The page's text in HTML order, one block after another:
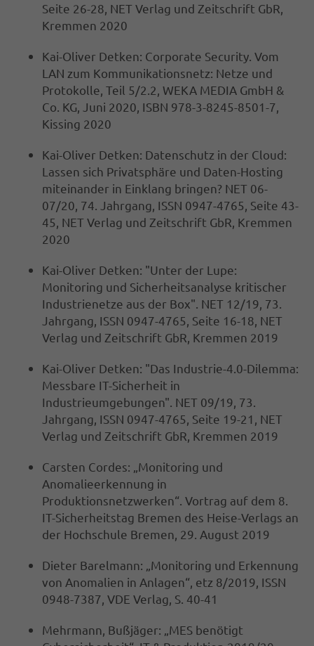
Seite 26-28, NET Verlag und Zeitschrift GbR,
Kremmen 2020
Kai-Oliver Detken: Corporate Security. Vom
LAN zum Kommunikationsnetz: Netze und
Protokolle, Teil 5/2.2, WEKA MEDIA GmbH &
Co. KG, Juni 2020, ISBN 978-3-8245-8501-7,
Kissing 2020
Kai-Oliver Detken: Datenschutz in der Cloud:
Lassen sich Privatsphäre und Daten-Hosting
miteinander in Einklang bringen? NET 06-
07/20, 74. Jahrgang, ISSN 0947-4765, Seite 43-
45, NET Verlag und Zeitschrift GbR, Kremmen
2020
Kai-Oliver Detken: "Unter der Lupe:
Monitoring und Sicherheitsanalyse kritischer
Industrienetze aus der Box". NET 12/19, 73.
Jahrgang, ISSN 0947-4765, Seite 16-18, NET
Verlag und Zeitschrift GbR, Kremmen 2019
Kai-Oliver Detken: "Das Industrie-4.0-Dilemma:
Messbare IT-Sicherheit in
Industrieumgebungen". NET 09/19, 73.
Jahrgang, ISSN 0947-4765, Seite 19-21, NET
Verlag und Zeitschrift GbR, Kremmen 2019
Carsten Cordes: „Monitoring und
Anomalieerkennung in
Produktionsnetzwerken“. Vortrag auf dem 8.
IT-Sicherheitstag Bremen des Heise-Verlags an
der Hochschule Bremen, 29. August 2019
Dieter Barelmann: „Monitoring und Erkennung
von Anomalien in Anlagen“, etz 8/2019, ISSN
0948-7387, VDE Verlag, S. 40-41
Mehrmann, Bußjäger: „MES benötigt